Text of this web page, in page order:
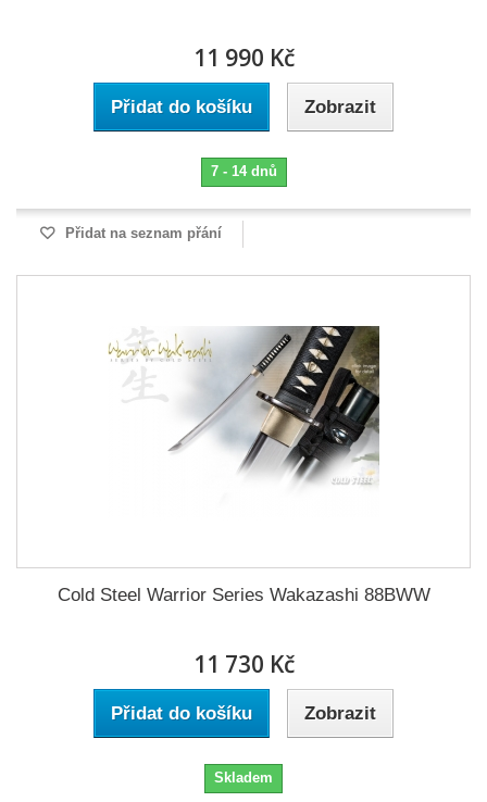
11 990 Kč
Přidat do košíku Zobrazit
7 - 14 dnů
Přidat na seznam přání
Cold Steel Warrior Series Wakazashi 88BWW
11 730 Kč
Přidat do košíku Zobrazit
Skladem